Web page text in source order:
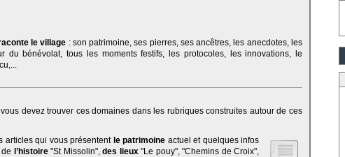
le village : son patrimoine, ses pierres, ses ancêtres, les anecdotes, les
du bénévolat, tous les moments festifs, les protocoles, les innovations, le
devez trouver ces domaines dans les rubriques construites autour de ces
articles qui vous présentent le patrimoine actuel et quelques infos
l’histoire"St Missolin", des lieux"Le pouy", "Chemins de Croix",